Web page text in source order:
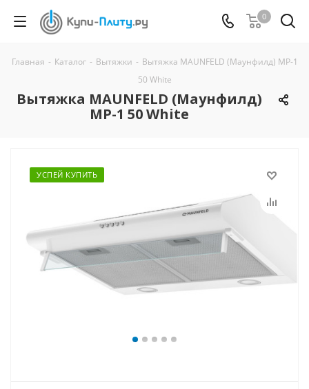
0
Главная - Каталог - Вытяжки - Вытяжка MAUNFELD (Маунфилд) MP-1
50 White
Вытяжка MAUNFELD (Маунфилд)
MP-1 50 White
УСПЕЙ КУПИТЬ